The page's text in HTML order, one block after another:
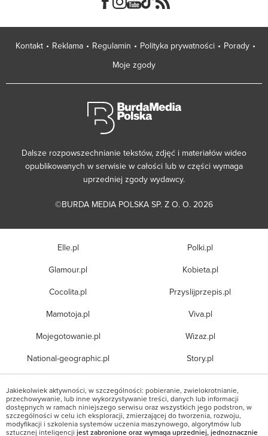
Kontakt Reklama Regulamin Polityka prywatności
Porady
Moje zgody
Dalsze rozpowszechnianie tekstów, zdjęć i materiałów wideo
opublikowanych w serwisie w całości lub w części wymaga
uprzedniej zgody wydawcy.
©BURDA MEDIA POLSKA SP. Z O. O. 2026
Elle.pl
Glamour.pl
Cocolita.pl
Mamotoja.pl
Mojegotowanie.pl
National-geographic.pl
Polki.pl
Kobieta.pl
Przyslijprzepis.pl
Viva.pl
Wizaz.pl
Story.pl
Jakiekolwiek aktywności, w szczególności: pobieranie, zwielokrotnianie,
przechowywanie, lub inne wykorzystywanie treści, danych lub informacji
dostępnych w ramach niniejszego serwisu oraz wszystkich jego podstron, w
szczególności w celu ich eksploracji, zmierzającej do tworzenia, rozwoju,
modyfikacji i szkolenia systemów uczenia maszynowego, algorytmów lub
sztucznej inteligencji jest zabronione oraz wymaga uprzedniej, jednoznacznie